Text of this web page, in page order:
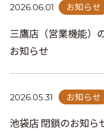
2026.06.01 お知らせ
三鷹店（営業機能）
お知らせ
2026.05.31 お知らせ
池袋店 閉鎖のお知ら